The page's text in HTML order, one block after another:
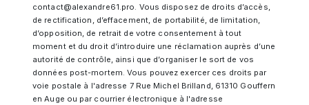
contact@alexandre61.pro. Vous disposez de droits d’accès,
de rectification, d’effacement, de portabilité, de limitation,
d’opposition, de retrait de votre consentement à tout
moment et du droit d’introduire une réclamation auprès d’une
autorité de contrôle, ainsi que d’organiser le sort de vos
données post-mortem. Vous pouvez exercer ces droits par
voie postale à l'adresse 7 Rue Michel Brilland, 61310 Gouffern
en Auge ou par courrier électronique à l'adresse